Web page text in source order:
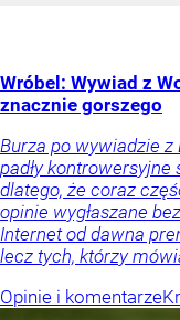
Wróbel: Wywiad z
znacznie gorszego
Burza po wywiadzie z
padły kontrowersyjne
dlatego, że coraz
opinie wygłaszane
Internet od dawna
lecz tych, którzy
Opinie i komentarze